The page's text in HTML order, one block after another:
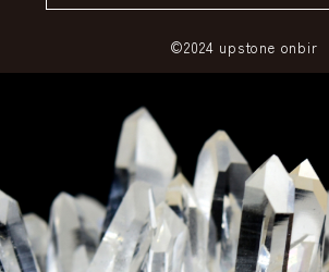
©2024 upstone onbir